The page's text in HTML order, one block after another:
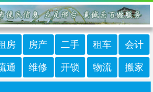
房 房产 二手 租车 会计
通 维修 开锁 物流 搬家